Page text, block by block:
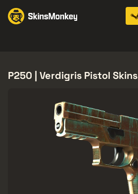
P250 | Verdigris Pistol Skins